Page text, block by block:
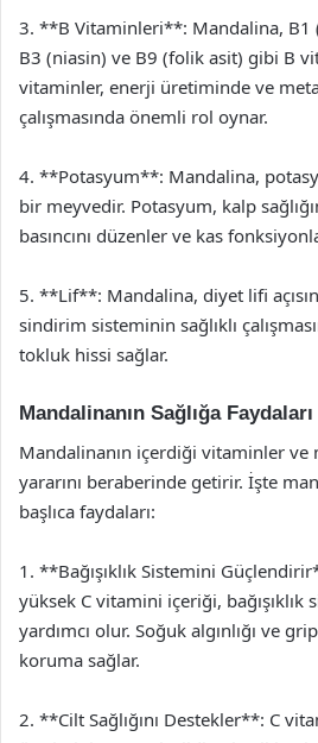
3. **B Vitaminleri**: Mandalina, B1
B3 (niasin) ve B9 (folik asit) gibi B
vitaminler, enerji üretiminde ve
çalışmasında önemli rol oynar.
4. **Potasyum**: Mandalina,
bir meyvedir. Potasyum, kalp
basıncını düzenler ve kas
5. **Lif**: Mandalina, diyet lifi
sindirim sisteminin sağlıklı
tokluk hissi sağlar.
Mandalinanın Sağlığa Faydaları
Mandalinanın içerdiği vitaminler ve
yararını beraberinde getirir. İşte
başlıca faydaları:
1. **Bağışıklık Sistemini
yüksek C vitamini içeriği,
yardımcı olur. Soğuk algınlığı ve
koruma sağlar.
2. **Cilt Sağlığını Destekler**: C